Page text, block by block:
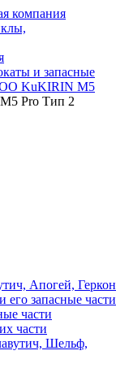
компания
и запасные
KuKIRIN M5
Pro Тип 2
Апогей, Геркон
запасные части
части
части
Шельф,